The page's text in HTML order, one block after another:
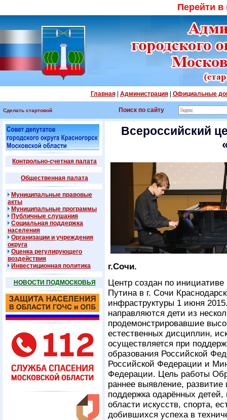
Перейти
Главная| Администрация| Официальные
Сделать стартовой Поиск по сайту
Контрольно-счетная палата
Общественная палата
Муниципальные правовые
акты
Муниципальные программы
Публичные слушания
Социальная поддержка
населения
Организации и учреждения
округа
Оценка регулирующего
воздействия
Инвестиционная политика
НОВОСТИ ПОДМОСКОВЬЯ
Всероссийский
г.Сочи.
Центр создан по
Путина в г. Сочи
инфраструктуры 1 июня
направляются дети из
продемонстрировавшие
естественных дисциплин,
осуществляется при
образования Российской
Российской Федерации и
Федерации. Цель работы
раннее выявление,
поддержка одарённых
области искусств, спорта,
добившихся успеха в